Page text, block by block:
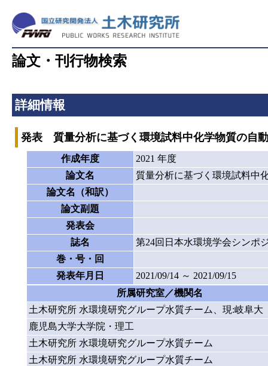
論文・刊行物検索
詳細情報
発表 質量分析に基づく環境試料中化学物質の自
作成年度
2021 年度
論文名
質量分析に基づく環境試料中
論文名（和訳）
論文副題
発表会
誌名
第24回日本水環境学会シンポ
巻・号・回
発表年月日
2021/09/14 ～ 2021/09/15
所属研究室／機関名
土木研究所 水環境研究グループ水質チーム、現:岐阜大
鹿児島大学大学院・理工
土木研究所 水環境研究グループ水質チーム
土木研究所 水環境研究グループ水質チーム